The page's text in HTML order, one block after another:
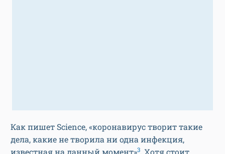
Как пишет Science, «коронавирус творит такие
дела, какие не творила ни одна инфекция,
3